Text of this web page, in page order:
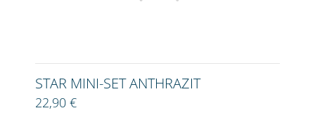
STAR MINI-SET ANTHRAZIT
22,90 €